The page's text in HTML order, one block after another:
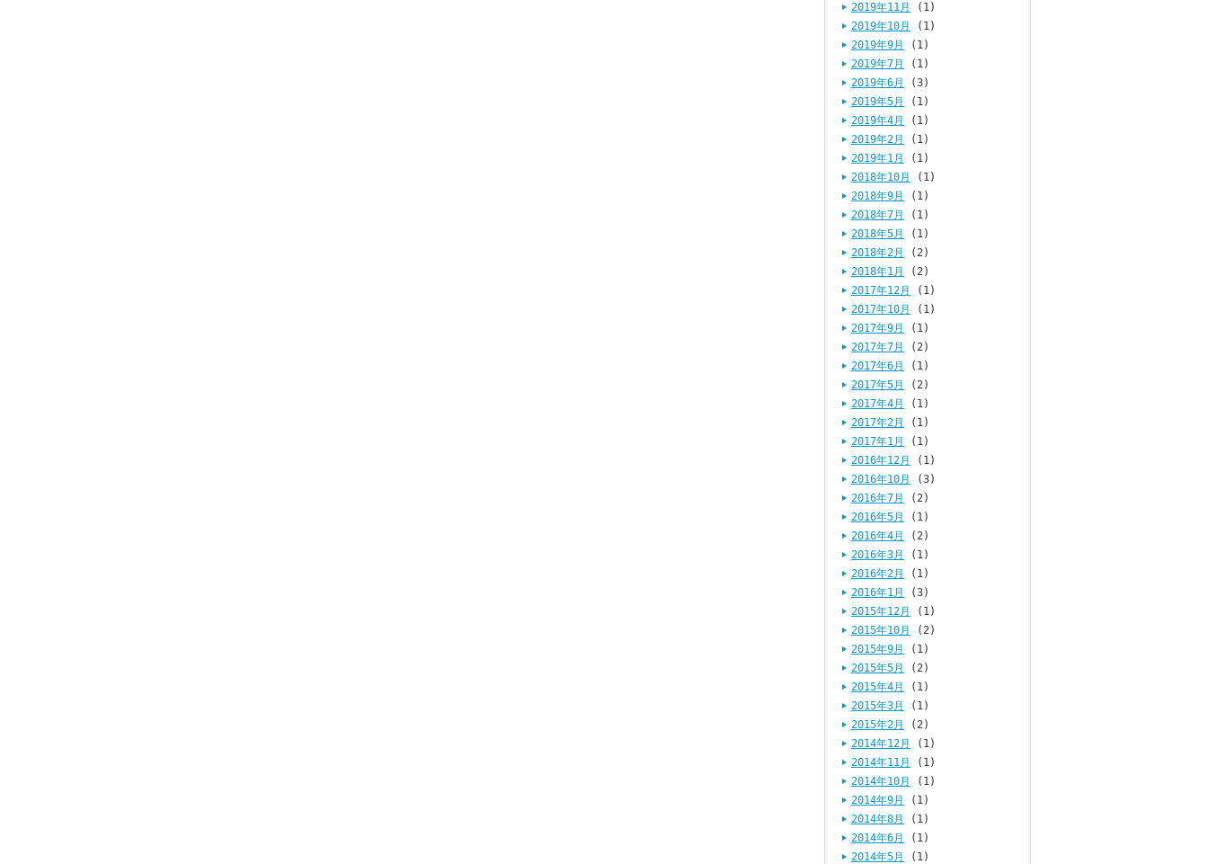
2019年11月
(1)
2019年10月
(1)
2019年9月
(1)
2019年7月
(1)
2019年6月
(3)
2019年5月
(1)
2019年4月
(1)
2019年2月
(1)
2019年1月
(1)
2018年10月
(1)
2018年9月
(1)
2018年7月
(1)
2018年5月
(1)
2018年2月
(2)
2018年1月
(2)
2017年12月
(1)
2017年10月
(1)
2017年9月
(1)
2017年7月
(2)
2017年6月
(1)
2017年5月
(2)
2017年4月
(1)
2017年2月
(1)
2017年1月
(1)
2016年12月
(1)
2016年10月
(3)
2016年7月
(2)
2016年5月
(1)
2016年4月
(2)
2016年3月
(1)
2016年2月
(1)
2016年1月
(3)
2015年12月
(1)
2015年10月
(2)
2015年9月
(1)
2015年5月
(2)
2015年4月
(1)
2015年3月
(1)
2015年2月
(2)
2014年12月
(1)
2014年11月
(1)
2014年10月
(1)
2014年9月
(1)
2014年8月
(1)
2014年6月
(1)
2014年5月
(1)